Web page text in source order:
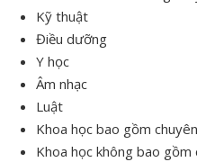
Kỹ thuật
Điều dưỡng
Y học
Âm nhạc
Luật
Khoa học bao gồm
Khoa học không bao